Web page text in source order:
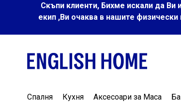
Скъпи клиенти, Бихме искали да Ви
екип ,Ви очаква в нашите
Спалня Кухня Аксесоари за Маса